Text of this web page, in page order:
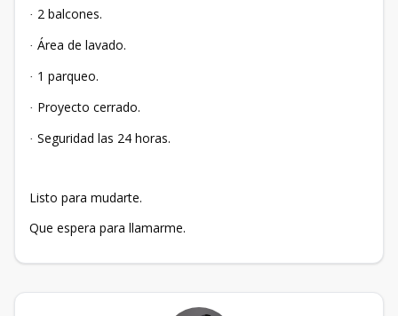
· 2 balcones.
· Área de lavado.
· 1 parqueo.
· Proyecto cerrado.
· Seguridad las 24 horas.
Listo para mudarte.
Que espera para llamarme.